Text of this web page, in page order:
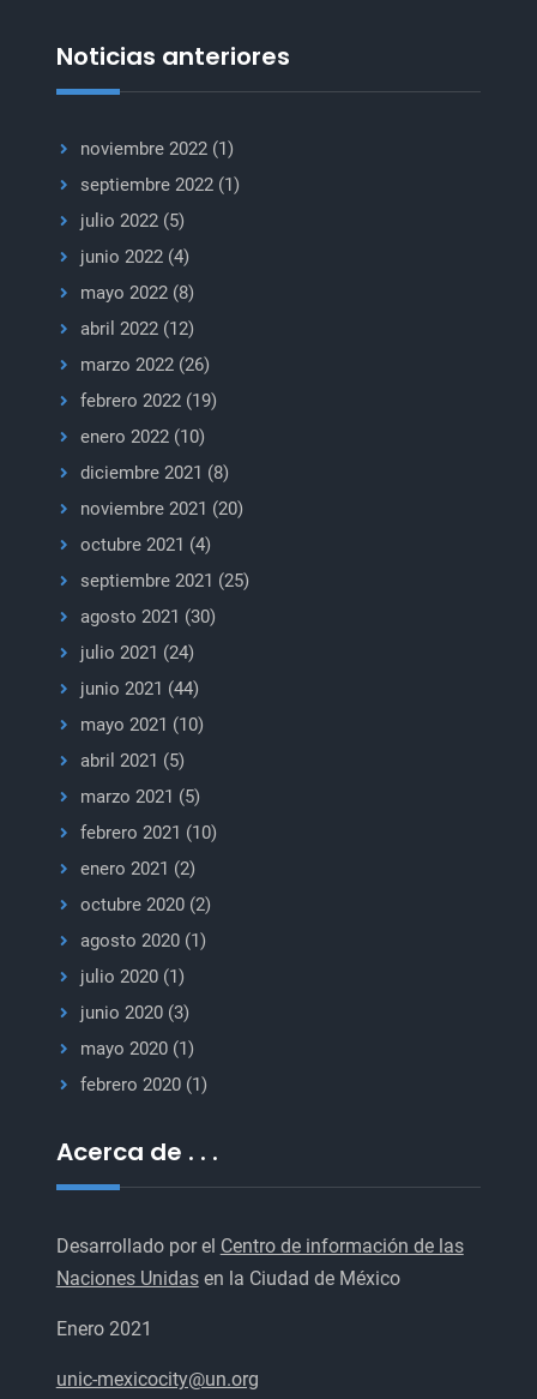
Noticias anteriores
noviembre 2022(1)
septiembre 2022(1)
julio 2022(5)
junio 2022(4)
mayo 2022(8)
abril 2022(12)
marzo 2022(26)
febrero 2022(19)
enero 2022(10)
diciembre 2021 (8)
noviembre 2021 (20)
octubre 2021 (4)
septiembre 2021 (25)
agosto 2021 (30)
julio 2021 (24)
junio 2021 (44)
mayo 2021 (10)
abril 2021 (5)
marzo 2021 (5)
febrero 2021 (10)
enero 2021 (2)
octubre 2020(2)
agosto 2020(1)
julio 2020(1)
junio 2020(3)
mayo 2020(1)
febrero 2020(1)
Acerca de . . .
Desarrollado por el Centro de información de las
Naciones Unidasen la Ciudad de México
Enero 2021
unic-mexicocity@un.org